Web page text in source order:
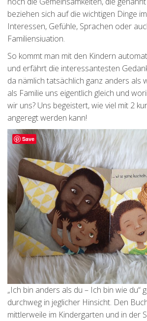
beziehen sich auf die wichtigen Dinge
Interessen, Gefühle, Sprachen oder
Familiensiuation.
So kommt man mit den Kindern
und erfährt die interessantesten
da nämlich tatsächlich ganz anders als
als Familie uns eigentlich gleich und
wir uns? Uns begeistert, wie viel mit 2
angeregt werden kann!
„Ich bin anders als du – Ich bin wie du“
durchweg in jeglicher Hinsicht. Den
mittlerweile im Kindergarten und in der
Save